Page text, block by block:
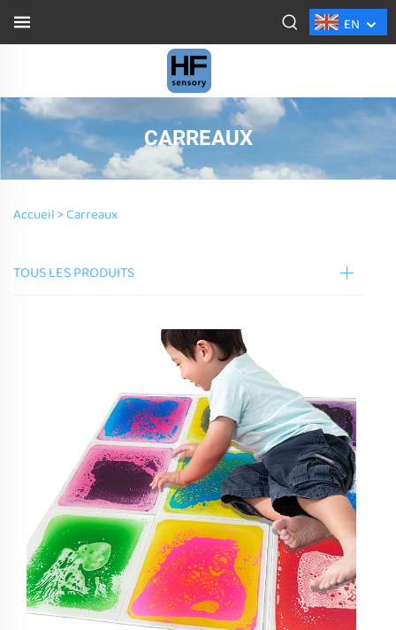
EN
CARREAUX
Accueil >Carreaux
TOUS LES PRODUITS